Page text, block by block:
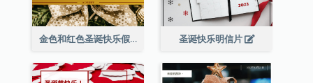
金色和红色圣诞快乐假期明信片 圣诞快乐明信片